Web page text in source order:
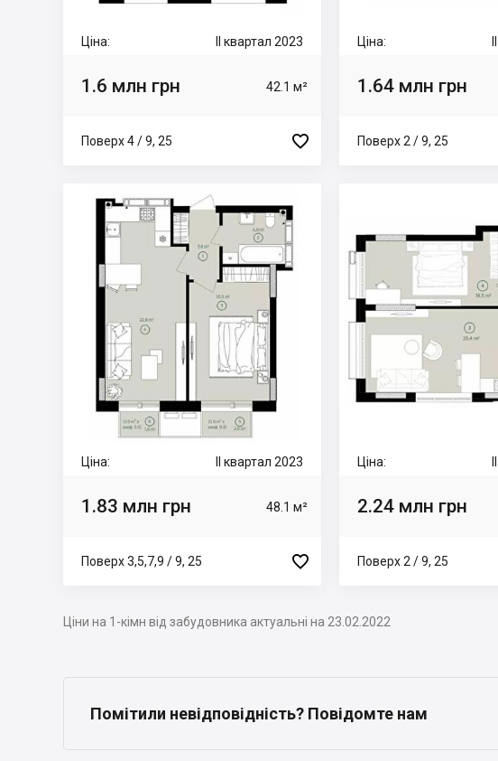
Ціна: II квартал 2023
1.6 млн грн 42.1 м²
Поверх 4 / 9, 25 
Ціна:
1.64 млн грн
Поверх 2 / 9, 25
Ціна: II квартал 2023
1.83 млн грн 48.1 м²
Поверх 3,5,7,9 / 9, 25 
Ціна:
2.24 млн грн
Поверх 2 / 9, 25
Ціни на 1-кімн від забудовника актуальні на 23.02.2022
Помітили невідповідність? Повідомте нам